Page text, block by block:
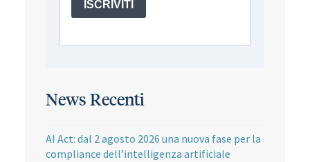
News Recenti
AI Act: dal 2 agosto 2026 una nuova fase per la
compliance dell’intelligenza artificiale